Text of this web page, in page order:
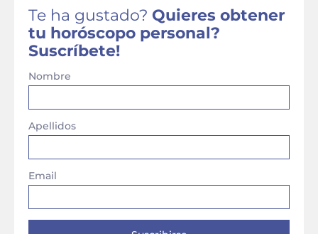
Te ha gustado? Quieres obtener
tu horóscopo personal?
Suscríbete!
Nombre
Apellidos
Email